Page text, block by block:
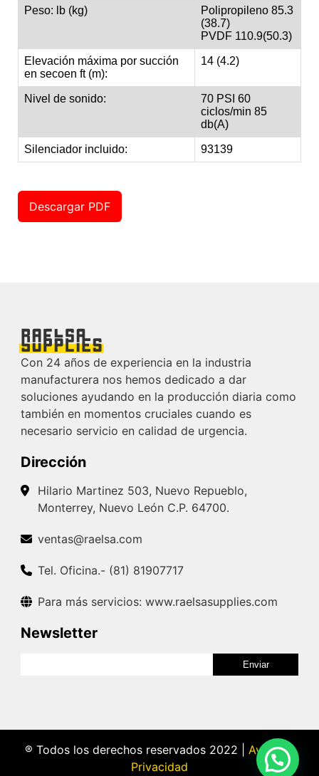
Peso: lb (kg)
Polipropileno 85.3
(38.7)
PVDF 110.9(50.3)
Elevación máxima por succión
en secoen ft (m):
14 (4.2)
Nivel de sonido:
70 PSI 60
ciclos/min 85
db(A)
Silenciador incluido: 93139
Descargar PDF
Con 24 años de experiencia en la industria
manufacturera nos hemos dedicado a dar
soluciones ayudando en la producción diaria como
también en momentos cruciales cuando es
necesario servicio en calidad de urgencia.
Dirección
Hilario Martinez 503, Nuevo Repueblo,
Monterrey, Nuevo León C.P. 64700.
ventas@raelsa.com
Tel. Oficina.- (81) 81907717
Para más servicios: www.raelsasupplies.com
Newsletter
® Todos los derechos reservados 2022 | Aviso de
Privacidad